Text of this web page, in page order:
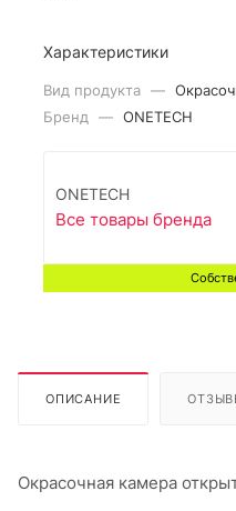
Характеристики
Вид продукта —
Бренд
— ONETECH
ONETECH
Все товары бренда
ОПИСАНИЕ
Окрасочная камера